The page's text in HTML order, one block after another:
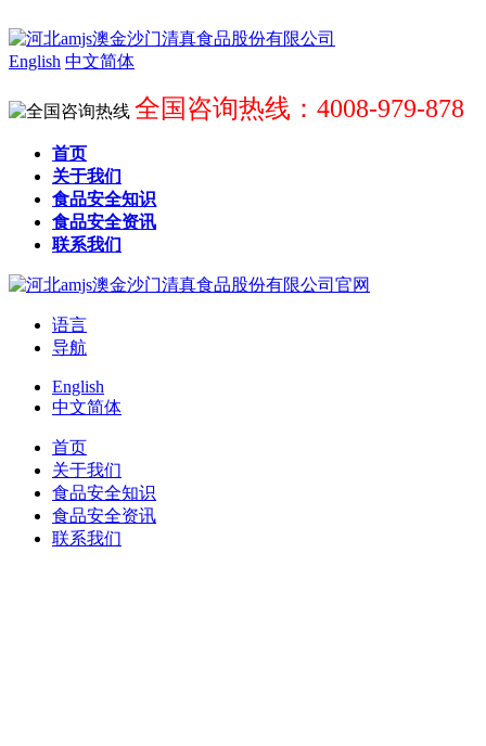
English 中文简体
全国咨询热线：4008-979-878
首页
关于我们
食品安全知识
食品安全资讯
联系我们
语言
导航
English
中文简体
首页
关于我们
食品安全知识
食品安全资讯
联系我们